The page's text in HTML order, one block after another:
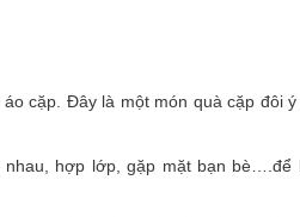
cặp. Đây là một món quà cặp đôi
nhau, hợp lớp, gặp mặt bạn bè….để